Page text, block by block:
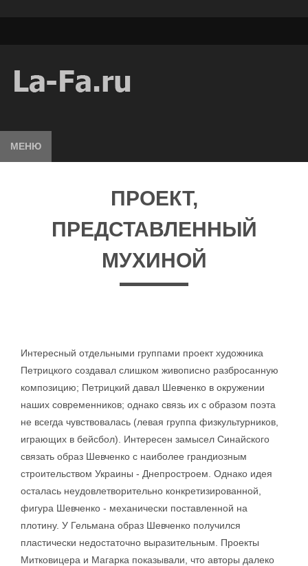
МЕНЮ
ПРОЕКТ,
ПРЕДСТАВЛЕННЫЙ
МУХИНОЙ
Интересный отдельными группами проект художника
Петрицкого создавал слишком живописно разбросанную
композицию; Петрицкий давал Шевченко в окружении
наших современников; однако связь их с образом поэта
не всегда чувствовалась (левая группа физкультурников,
играющих в бейсбол). Интересен замысел Синайского
связать образ Шевченко с наиболее грандиозным
строительством Украины - Днепростроем. Однако идея
осталась неудовлетворительно конкретизированной,
фигура Шевченко - механически поставленной на
плотину. У Гельмана образ Шевченко получился
пластически недостаточно выразительным. Проекты
Митковицера и Магарка показывали, что авторы далеко